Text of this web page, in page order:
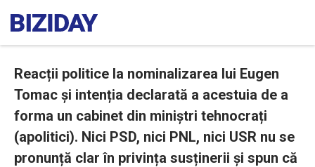
Reacții politice la nominalizarea lui Eugen
Tomac și intenția declarată a acestuia de a
forma un cabinet din miniștri tehnocrați
(apolitici). Nici PSD, nici PNL, nici USR nu se
pronunță clar în privința susținerii și spun că